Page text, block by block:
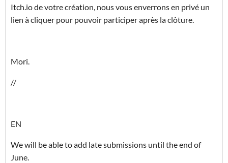
Itch.io de votre création, nous vous enverrons en privé un
lien à cliquer pour pouvoir participer après la clôture.
Mori.
//
EN
We will be able to add late submissions until the end of
June.